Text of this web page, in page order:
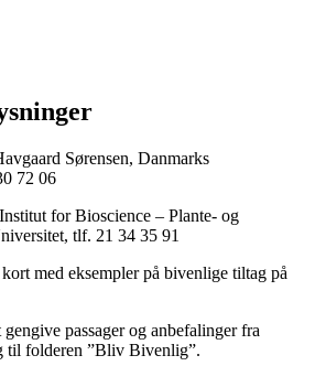
Sørensen, Danmarks
72 06
for Bioscience – Plante- og
tlf. 21 34 35 91
med eksempler på bivenlige tiltag på
passager og anbefalinger fra
til folderen ”Bliv Bivenlig”.